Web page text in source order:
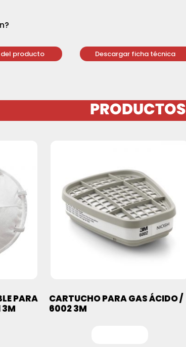
producto Descargar ficha técnica
PRODUCTOS
PARA
3M
CARTUCHO PARA GAS ÁCIDO /
6002 3M